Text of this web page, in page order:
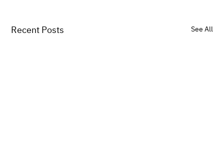
Recent Posts See All